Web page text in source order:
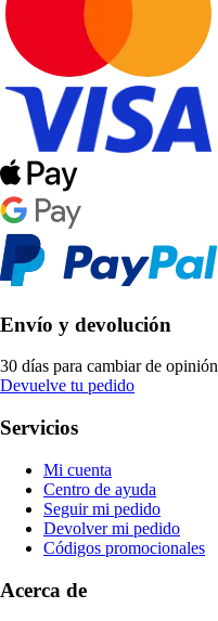
Envío y devolución
30 días para cambiar de opinión
Devuelve tu pedido
Servicios
Mi cuenta
Centro de ayuda
Seguir mi pedido
Devolver mi pedido
Códigos promocionales
Acerca de